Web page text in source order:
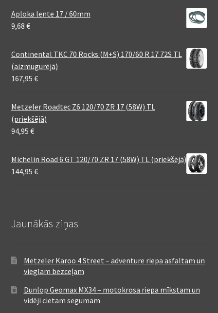
Aploka lente 17 / 60mm
9,68 €
Continental TKC 70 Rocks (M+S) 170/60 R 17 72S TL
(aizmugurējā)
167,95 €
Metzeler Roadtec Z6 120/70 ZR 17 (58W) TL
(priekšējā)
94,95 €
Michelin Road 6 GT 120/70 ZR 17 (58W) TL (priekšējā)
144,95 €
Jaunākās ziņas
Metzeler Karoo 4 Street – adventure riepa asfaltam un
vieglam bezceļam
Dunlop Geomax MX34 – motokrosa riepa mīkstam un
vidēji cietam segumam